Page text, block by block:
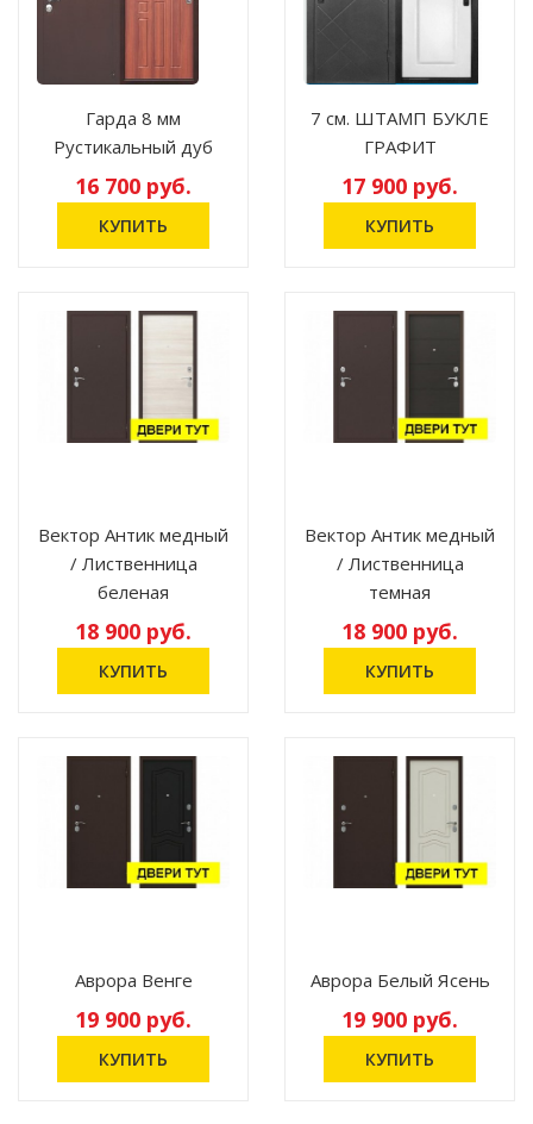
Гарда 8 мм
Рустикальный дуб
16 700 руб.
7 см. ШТАМП БУКЛЕ
ГРАФИТ
17 900 руб.
Вектор Антик медный
/ Лиственница
беленая
18 900 руб.
Вектор Антик медный
/ Лиственница
темная
18 900 руб.
Аврора Венге
19 900 руб.
Аврора Белый Ясень
19 900 руб.